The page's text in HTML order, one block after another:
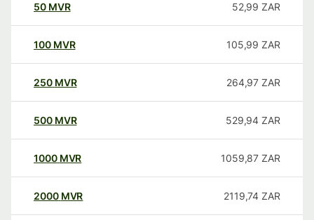
50 MVR 52,99 ZAR
100 MVR 105,99 ZAR
250 MVR 264,97 ZAR
500 MVR 529,94 ZAR
1000 MVR 1059,87 ZAR
2000 MVR 2119,74 ZAR